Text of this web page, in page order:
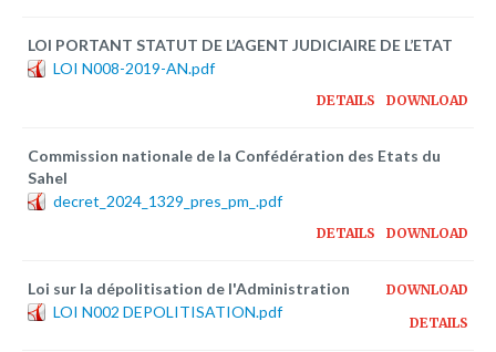
LOI PORTANT STATUT DE L’AGENT JUDICIAIRE DE L’ETAT
LOI N008-2019-AN.pdf
DOWNLOAD
DETAILS
Commission nationale de la Confédération des Etats du
Sahel
decret_2024_1329_pres_pm_.pdf
DOWNLOAD
DETAILS
Loi sur la dépolitisation de l'Administration
LOI N002 DEPOLITISATION.pdf
DOWNLOAD
DETAILS